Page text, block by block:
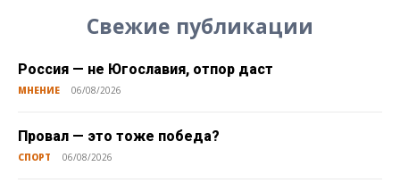
Свежие публикации
Россия — не Югославия, отпор даст
МНЕНИЕ 06/08/2026
Провал — это тоже победа?
СПОРТ 06/08/2026